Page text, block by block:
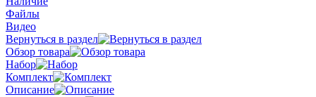
Файлы
Видео
Вернуться в раздел
Обзор товара
Набор
Комплект
Описание